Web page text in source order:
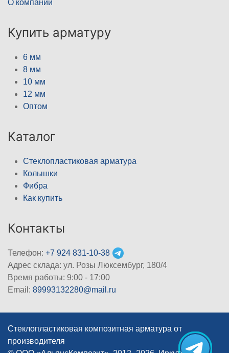
О компании
Купить арматуру
6 мм
8 мм
10 мм
12 мм
Оптом
Каталог
Стеклопластиковая арматура
Колышки
Фибра
Как купить
Контакты
Телефон: +7 924 831-10-38
Адрес склада: ул. Розы Люксембург, 180/4
Время работы: 9:00 - 17:00
Email: 89993132280@mail.ru
Стеклопластиковая композитная арматура от
производителя